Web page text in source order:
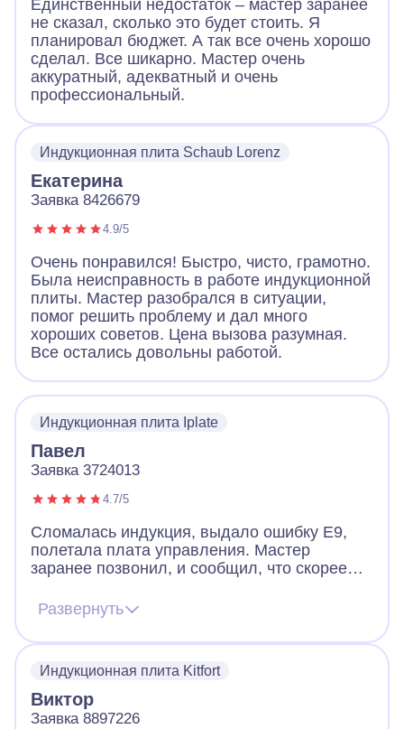
Единственный недостаток – мастер заранее
не сказал, сколько это будет стоить. Я
планировал бюджет. А так все очень хорошо
сделал. Все шикарно. Мастер очень
аккуратный, адекватный и очень
профессиональный.
Индукционная плита Schaub Lorenz
Екатерина
Заявка 8426679
4.9/5
Очень понравился! Быстро, чисто, грамотно.
Была неисправность в работе индукционной
плиты. Мастер разобрался в ситуации,
помог решить проблему и дал много
хороших советов. Цена вызова разумная.
Все остались довольны работой.
Индукционная плита Iplate
Павел
Заявка 3724013
4.7/5
Сломалась индукция, выдало ошибку Е9,
полетала плата управления. Мастер
заранее позвонил, и сообщил, что скорее
починить и без замены. Цена на платы
начинается от 12к и выше. Мастер приехал,
все продиагностировал и смог починить без
Развернуть
Индукционная плита Kitfort
Виктор
Заявка 8897226